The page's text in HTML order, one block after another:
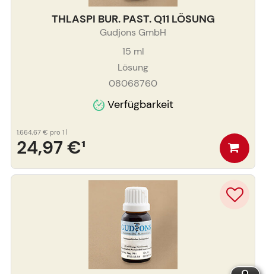
THLASPI BUR. PAST. Q11 LÖSUNG
Gudjons GmbH
15 ml
Lösung
08068760
Verfügbarkeit
24,97 €¹
1.664,67 € pro 1 l